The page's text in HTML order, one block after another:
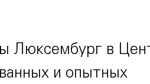
Люксембург в
и опытных